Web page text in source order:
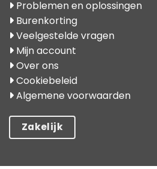
Problemen en oplossingen
Burenkorting
Veelgestelde vragen
Mijn account
Over ons
Cookiebeleid
Algemene voorwaarden
Zakelijk